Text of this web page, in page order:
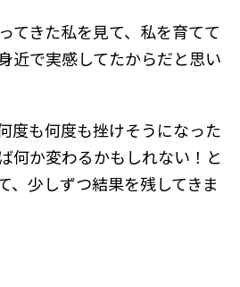
てきた私を見て、私を育てて
近で実感してたからだと思い
度も何度も挫けそうになった
何か変わるかもしれない！と
、少しずつ結果を残してきま